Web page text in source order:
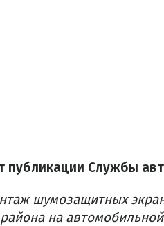
публикации Службы
шумозащитных
на